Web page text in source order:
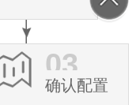
03
确认配置